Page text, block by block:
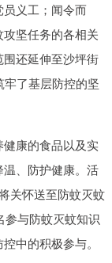
义工；闻令而
坚任务的各相关
还延伸至沙坪街
了基层防控的坚
康的食品以及实
、防护健康。活
关怀送至防蚊灭蚊
参与防蚊灭蚊知识
中的积极参与。